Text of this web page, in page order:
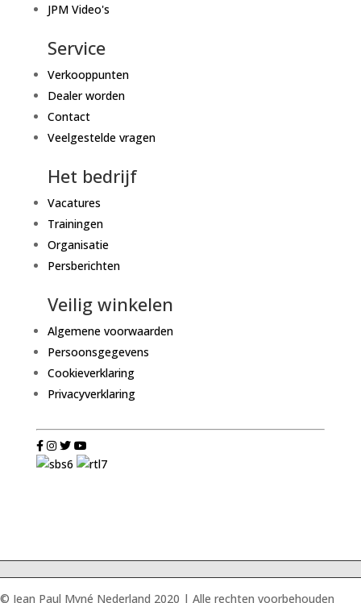
JPM Video's
Service
Verkooppunten
Dealer worden
Contact
Veelgestelde vragen
Het bedrijf
Vacatures
Trainingen
Organisatie
Persberichten
Veilig winkelen
Algemene voorwaarden
Persoonsgegevens
Cookieverklaring
Privacyverklaring
© Jean Paul Myné Nederland 2020 | Alle rechten voorbehouden